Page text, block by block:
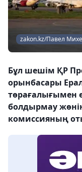
zakon.kz/Павел
Бұл шешім ҚР
орынбасары
төрағалығымен
болдырмау
комиссияның